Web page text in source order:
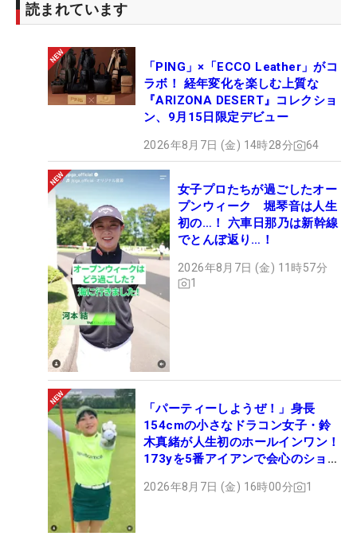
読まれています
「PING」×「ECCO Leather」がコ
ラボ！ 経年変化を楽しむ上質な
『ARIZONA DESERT』コレクショ
ン、9月15日限定デビュー
2026年8月7日 (金) 14時28分 64
女子プロたちが過ごしたオー
プンウィーク 堀琴音は人生
初の…！ 六車日那乃は新幹線
でとんぼ返り…！
2026年8月7日 (金) 11時57分
1
「パーティーしようぜ！」身長
154cmの小さなドラコン女子・鈴
木真緒が人生初のホールインワン！
173yを5番アイアンで会心のショッ
2026年8月7日 (金) 16時00分 1